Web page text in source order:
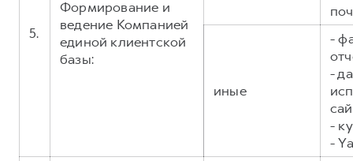
5.
Формирование и
ведение Компанией
единой клиентской
базы:
иные
-
-
-
-